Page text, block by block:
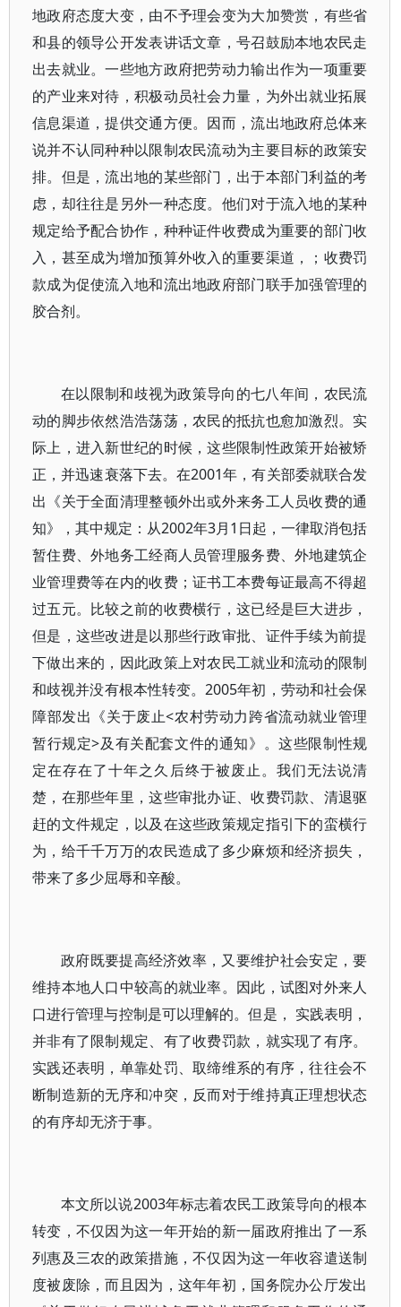
地政府态度大变，由不予理会变为大加赞赏，有些省
和县的领导公开发表讲话文章，号召鼓励本地农民走
出去就业。一些地方政府把劳动力输出作为一项重要
的产业来对待，积极动员社会力量，为外出就业拓展
信息渠道，提供交通方便。因而，流出地政府总体来
说并不认同种种以限制农民流动为主要目标的政策安
排。但是，流出地的某些部门，出于本部门利益的考
虑，却往往是另外一种态度。他们对于流入地的某种
规定给予配合协作，种种证件收费成为重要的部门收
入，甚至成为增加预算外收入的重要渠道，；收费罚
款成为促使流入地和流出地政府部门联手加强管理的
胶合剂。
在以限制和歧视为政策导向的七八年间，农民流
动的脚步依然浩浩荡荡，农民的抵抗也愈加激烈。实
际上，进入新世纪的时候，这些限制性政策开始被矫
正，并迅速衰落下去。在2001年，有关部委就联合发
出《关于全面清理整顿外出或外来务工人员收费的通
知》，其中规定：从2002年3月1日起，一律取消包括
暂住费、外地务工经商人员管理服务费、外地建筑企
业管理费等在内的收费；证书工本费每证最高不得超
过五元。比较之前的收费横行，这已经是巨大进步，
但是，这些改进是以那些行政审批、证件手续为前提
下做出来的，因此政策上对农民工就业和流动的限制
和歧视并没有根本性转变。2005年初，劳动和社会保
障部发出《关于废止<农村劳动力跨省流动就业管理
暂行规定>及有关配套文件的通知》。这些限制性规
定在存在了十年之久后终于被废止。我们无法说清
楚，在那些年里，这些审批办证、收费罚款、清退驱
赶的文件规定，以及在这些政策规定指引下的蛮横行
为，给千千万万的农民造成了多少麻烦和经济损失，
带来了多少屈辱和辛酸。
政府既要提高经济效率，又要维护社会安定，要
维持本地人口中较高的就业率。因此，试图对外来人
口进行管理与控制是可以理解的。但是， 实践表明，
并非有了限制规定、有了收费罚款，就实现了有序。
实践还表明，单靠处罚、取缔维系的有序，往往会不
断制造新的无序和冲突，反而对于维持真正理想状态
的有序却无济于事。
本文所以说2003年标志着农民工政策导向的根本
转变，不仅因为这一年开始的新一届政府推出了一系
列惠及三农的政策措施，不仅因为这一年收容遣送制
度被废除，而且因为，这年年初，国务院办公厅发出